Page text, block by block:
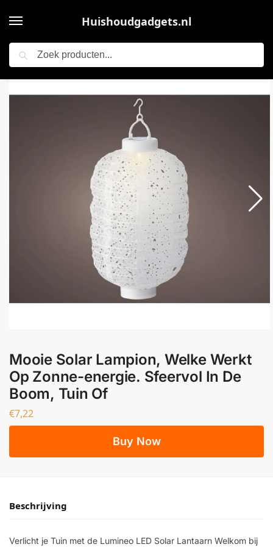
Huishoudgadgets.nl
Home Tuinieren / Mooie Solar Lampion, Welke Werkt Op Zonne-energie. Sfeervol In De Boom, Tuin Of
Mooie Solar Lampion, Welke Werkt
Op Zonne-energie. Sfeervol In De
Boom, Tuin Of
€7,22
Buy Now
Beschrijving
Verlicht je Tuin met de Lumineo LED Solar Lantaarn Welkom bij